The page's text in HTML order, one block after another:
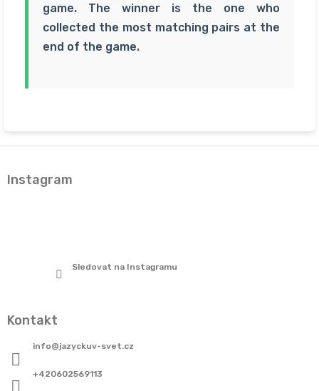
game. The winner is the one who
collected the most matching pairs at the
end of the game.
Instagram
Sledovat na Instagramu
Kontakt
info@jazyckuv-svet.cz
+420602569113